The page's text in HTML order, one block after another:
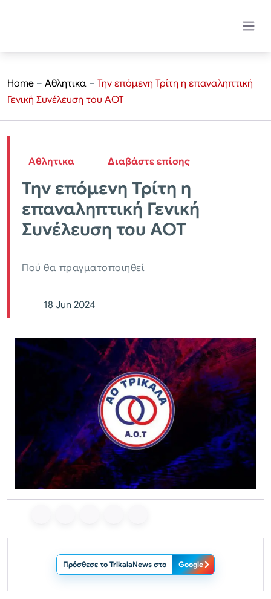
Home – Αθλητικα – Την επόμενη Τρίτη η επαναληπτική
Γενική Συνέλευση του ΑΟΤ
Αθλητικα Διαβάστε επίσης
Την επόμενη Τρίτη η
επαναληπτική Γενική
Συνέλευση του ΑΟΤ
Πού θα πραγματοποιηθεί
18 Jun 2024
Πρόσθεσε το TrikalaNews στο Google